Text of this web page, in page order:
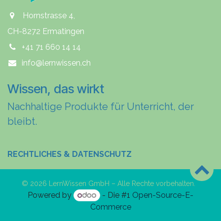
Hornstrasse 4,
CH-8272 Ermatingen
+41 71 660 14 14
info@lernwissen.ch
Wissen, das wirkt
Nachhaltige Produkte für Unterricht, der
bleibt.
RECHTLICHES & DATENSCHUTZ
© 2026 LernWissen GmbH – Alle Rechte vorbehalten.
Powered by - Die #1 Open-Source-E-
Commerce